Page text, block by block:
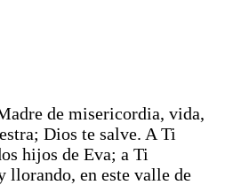
de misericordia, vida,
Dios te salve. A Ti
hijos de Eva; a Ti
llorando, en este valle de